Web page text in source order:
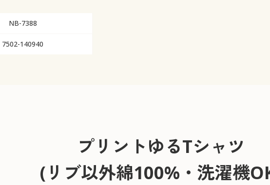
NB-7388
7502-140940
プリントゆるTシャツ
(リブ以外綿100%・洗濯機